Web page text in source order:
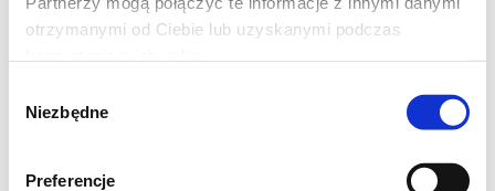
otrzymanymi od Ciebie lub uzyskanymi podczas
zgody
Niezbędne
Preferencje